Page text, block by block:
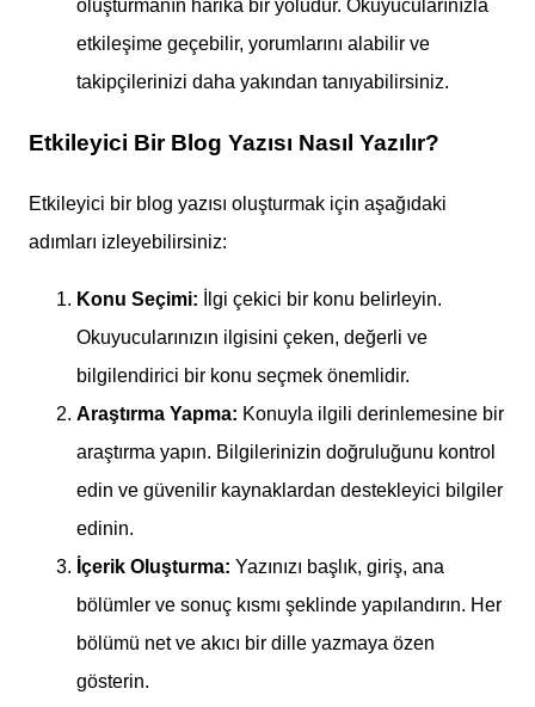
oluşturmanın harika bir yoludur. Okuyucularınızla
etkileşime geçebilir, yorumlarını alabilir ve
takipçilerinizi daha yakından tanıyabilirsiniz.
Etkileyici Bir Blog Yazısı Nasıl Yazılır?
Etkileyici bir blog yazısı oluşturmak için aşağıdaki
adımları izleyebilirsiniz:
Konu Seçimi: İlgi çekici bir konu belirleyin.
Okuyucularınızın ilgisini çeken, değerli ve
bilgilendirici bir konu seçmek önemlidir.
Araştırma Yapma: Konuyla ilgili derinlemesine bir
araştırma yapın. Bilgilerinizin doğruluğunu kontrol
edin ve güvenilir kaynaklardan destekleyici bilgiler
edinin.
İçerik Oluşturma: Yazınızı başlık, giriş, ana
bölümler ve sonuç kısmı şeklinde yapılandırın. Her
bölümü net ve akıcı bir dille yazmaya özen
gösterin.